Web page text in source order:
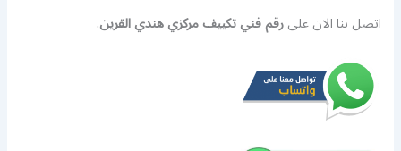
اتصل بنا الان علىرقم فني تكييف مركزي هندي القرين.